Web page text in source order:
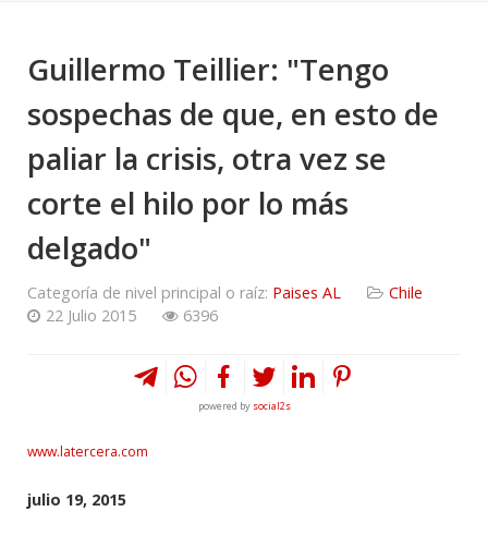
Guillermo Teillier: "Tengo
sospechas de que, en esto de
paliar la crisis, otra vez se
corte el hilo por lo más
delgado"
Categoría de nivel principal o raíz: Paises AL
Chile
22 Julio 2015
6396
powered by social2s
www.latercera.com
julio 19, 2015